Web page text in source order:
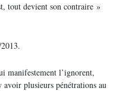
tout devient son contraire »
manifestement l’ignorent,
avoir plusieurs pénétrations au